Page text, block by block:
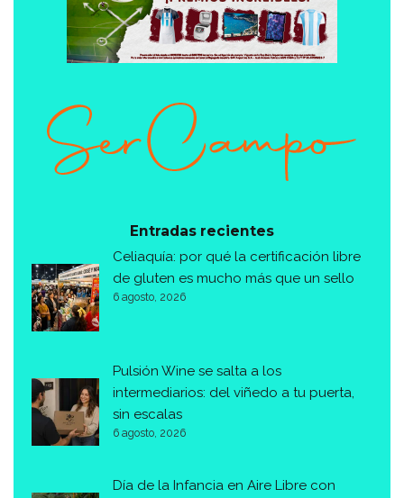
Entradas recientes
Celiaquía: por qué la certificación libre
de gluten es mucho más que un sello
6 agosto, 2026
Pulsión Wine se salta a los
intermediarios: del viñedo a tu puerta,
sin escalas
6 agosto, 2026
Día de la Infancia en Aire Libre con